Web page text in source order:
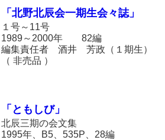
「北野北辰会一期生会々誌」
１号～11号
1989～2000年 82編
編集責任者 酒井 芳政（１期生）
（ 非売品 ）
「ともしび」
北辰三期の会文集
1995年、B5、535P、28編